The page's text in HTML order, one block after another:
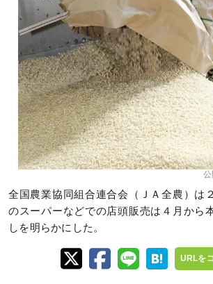
公
全国農業協同組合連合会（ＪＡ全農）は
のスーパーなどでの店頭販売は４月から
しを明らかにした。
URLを